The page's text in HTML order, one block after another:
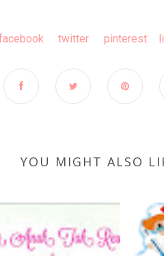
twitter pinterest
YOU MIGHT ALSO